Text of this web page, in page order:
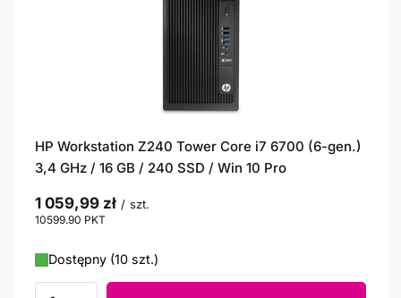
HP Workstation Z240 Tower Core i7 6700 (6-gen.)
3,4 GHz / 16 GB / 240 SSD / Win 10 Pro
1 059,99 zł / szt.
10599.90 PKT
Dostępny (10 szt.)